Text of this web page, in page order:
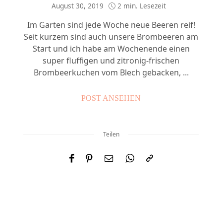
August 30, 2019 2 min. Lesezeit
Im Garten sind jede Woche neue Beeren reif!
Seit kurzem sind auch unsere Brombeeren am
Start und ich habe am Wochenende einen
super fluffigen und zitronig-frischen
Brombeerkuchen vom Blech gebacken, ...
POST ANSEHEN
Teilen